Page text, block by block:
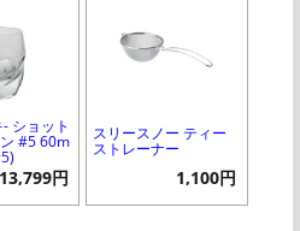
- ショット
#5 60m
13,799円
スリースノー ティー
ストレーナー
1,100円